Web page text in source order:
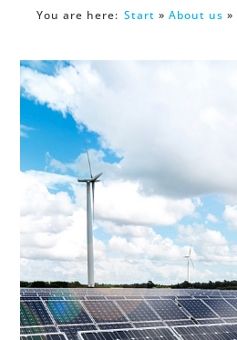
You are here: Start » About us »
Essenzielle Cookies